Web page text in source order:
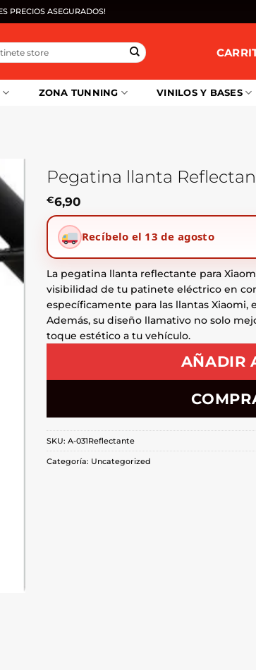
PRECIOS ASEGURADOS!
ZONA TUNNING VINILOS Y BASES
Pegatina llanta
€6,90
Recíbelo el 13 de agosto
La pegatina llanta reflectante para
visibilidad de tu patinete eléctrico en
específicamente para las llantas
Además, su diseño llamativo no solo
toque estético a tu vehículo.
AÑADIR
SKU: A-031Reflectante
Categoría: Uncategorized